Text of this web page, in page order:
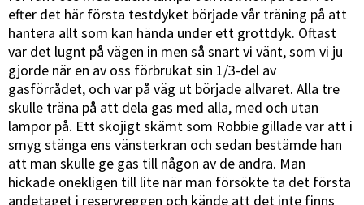
efter det här första testdyket började vår träning på att
hantera allt som kan hända under ett grottdyk. Oftast
var det lugnt på vägen in men så snart vi vänt, som vi ju
gjorde när en av oss förbrukat sin 1/3-del av
gasförrådet, och var på väg ut började allvaret. Alla tre
skulle träna på att dela gas med alla, med och utan
lampor på. Ett skojigt skämt som Robbie gillade var att i
smyg stänga ens vänsterkran och sedan bestämde han
att man skulle ge gas till någon av de andra. Man
hickade onekligen till lite när man försökte ta det första
andetaget i reservreggen och kände att det inte finns